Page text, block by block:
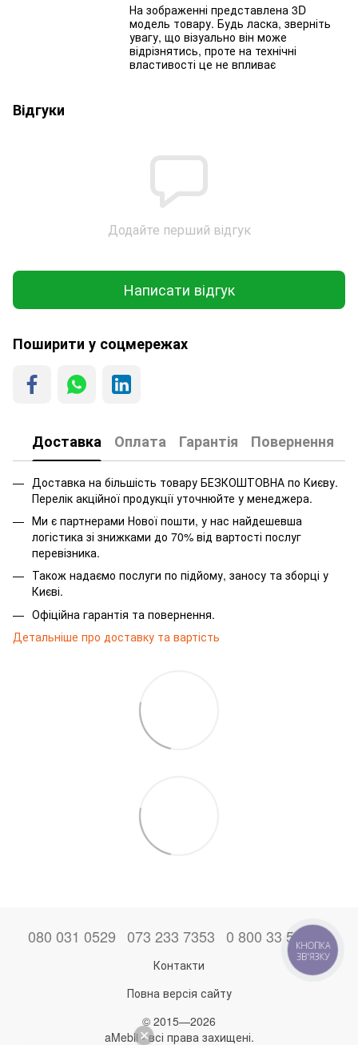
На зображенні представлена 3D
модель товару. Будь ласка, зверніть
увагу, що візуально він може
відрізнятись, проте на технічні
властивості це не впливає
Відгуки
Додайте перший відгук
Написати відгук
Поширити у соцмережах
Доставка Оплата Гарантія Повернення
Доставка на більшість товару БЕЗКОШТОВНА по Києву.
Перелік акційної продукції уточнюйте у менеджера.
Ми є партнерами Нової пошти, у нас найдешевша
логістика зі знижками до 70% від вартості послуг
перевізника.
Також надаємо послуги по підйому, заносу та зборці у
Києві.
Офіційна гарантія та повернення.
Детальніше про доставку та вартість
080 031 0529 073 233 7353 0 800 33 52 06
Контакти
Повна версія сайту
© 2015—2026
aMebli - всі права захищені.
КНОПКА
ЗВ'ЯЗКУ